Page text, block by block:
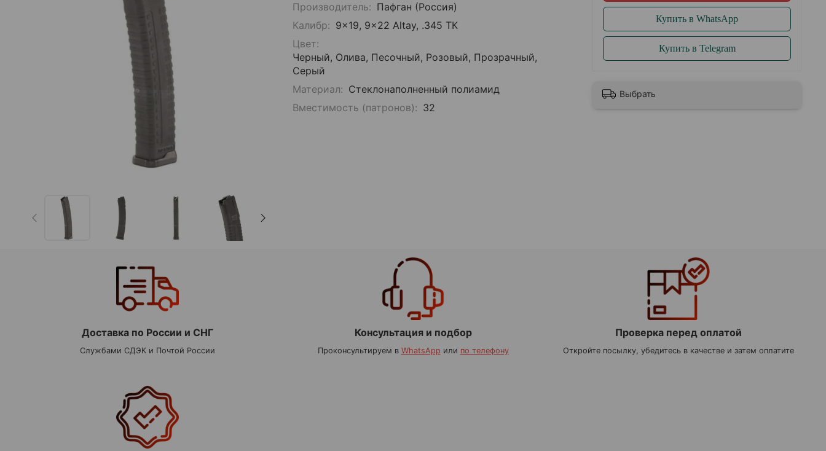
Производитель: Пафган (Россия)
Калибр: 9x19, 9x22 Altay, .345 ТК
Цвет:
Черный, Олива, Песочный, Розовый, Прозрачный,
Серый
Материал: Стеклонаполненный полиамид
Вместимость (патронов): 32
Купить в WhatsApp
Купить в Telegram
Выбрать
Доставка по России и СНГ
Службами СДЭК и Почтой России
Консультация и подбор
Проконсультируем в WhatsApp или по телефону
Проверка перед оплатой
Откройте посылку, убедитесь в качестве и затем оплатите